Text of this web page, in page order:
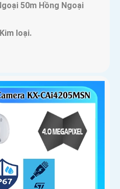
50m Hồng Ngoại
loại.